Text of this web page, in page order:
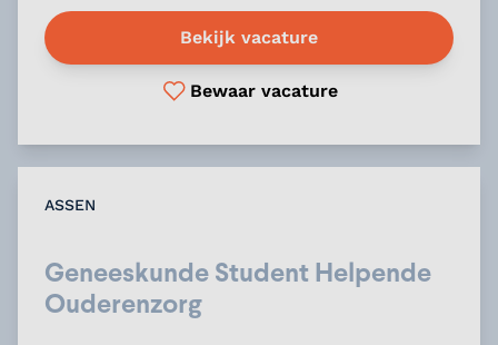
Bekijk vacature
Bewaar vacature
ASSEN
Geneeskunde Student Helpende
Ouderenzorg